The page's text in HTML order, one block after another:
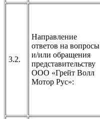
3.2.
Направление
ответов на вопросы
и/или обращения
представительству
ООО «Грейт Волл
Мотор Рус»: